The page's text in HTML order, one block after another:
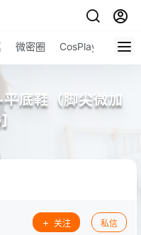
微密圈 CosPlay 原图
底鞋（脚尖微加
关注 私信